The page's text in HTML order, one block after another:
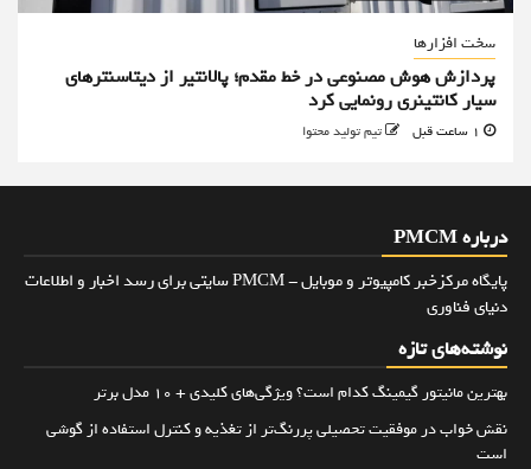
سخت افزارها
پردازش هوش مصنوعی در خط مقدم؛ پالانتیر از دیتاسنترهای
سیار کانتینری رونمایی کرد
تیم تولید محتوا
درباره PMCM
پایگاه مرکزخبر کامپیوتر و موبایل - PMCM سایتی برای رسد اخبار و اطلاعات
دنیای فناوری
نوشته‌های تازه
بهترین مانیتور گیمینگ کدام است؟ ویژگی‌های کلیدی + 10 مدل برتر
نقش خواب در موفقیت تحصیلی پررنگ‌تر از تغذیه و کنترل استفاده از گوشی
است